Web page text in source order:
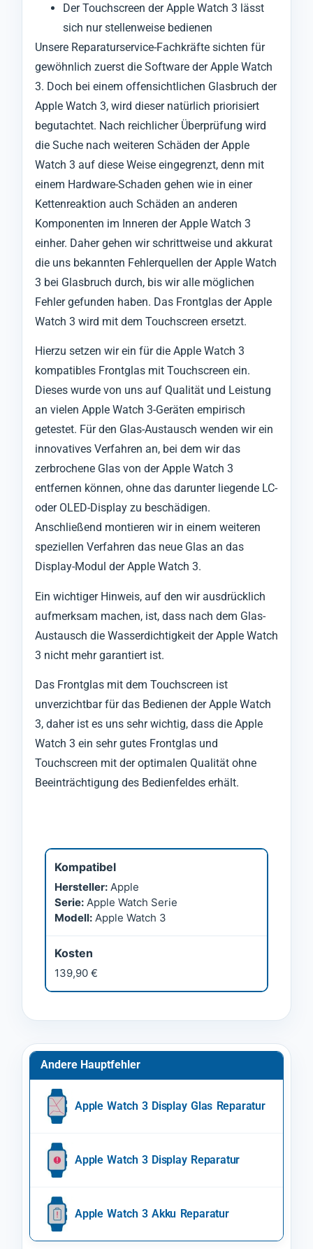
Der Touchscreen der Apple Watch 3 lässt
sich nur stellenweise bedienen
Unsere Reparaturservice-Fachkräfte sichten für
gewöhnlich zuerst die Software der Apple Watch
3. Doch bei einem offensichtlichen Glasbruch der
Apple Watch 3, wird dieser natürlich priorisiert
begutachtet. Nach reichlicher Überprüfung wird
die Suche nach weiteren Schäden der Apple
Watch 3 auf diese Weise eingegrenzt, denn mit
einem Hardware-Schaden gehen wie in einer
Kettenreaktion auch Schäden an anderen
Komponenten im Inneren der Apple Watch 3
einher. Daher gehen wir schrittweise und akkurat
die uns bekannten Fehlerquellen der Apple Watch
3 bei Glasbruch durch, bis wir alle möglichen
Fehler gefunden haben. Das Frontglas der Apple
Watch 3 wird mit dem Touchscreen ersetzt.
Hierzu setzen wir ein für die Apple Watch 3
kompatibles Frontglas mit Touchscreen ein.
Dieses wurde von uns auf Qualität und Leistung
an vielen Apple Watch 3-Geräten empirisch
getestet. Für den Glas-Austausch wenden wir ein
innovatives Verfahren an, bei dem wir das
zerbrochene Glas von der Apple Watch 3
entfernen können, ohne das darunter liegende LC-
oder OLED-Display zu beschädigen.
Anschließend montieren wir in einem weiteren
speziellen Verfahren das neue Glas an das
Display-Modul der Apple Watch 3.
Ein wichtiger Hinweis, auf den wir ausdrücklich
aufmerksam machen, ist, dass nach dem Glas-
Austausch die Wasserdichtigkeit der Apple Watch
3 nicht mehr garantiert ist.
Das Frontglas mit dem Touchscreen ist
unverzichtbar für das Bedienen der Apple Watch
3, daher ist es uns sehr wichtig, dass die Apple
Watch 3 ein sehr gutes Frontglas und
Touchscreen mit der optimalen Qualität ohne
Beeinträchtigung des Bedienfeldes erhält.
Kompatibel
Hersteller: Apple
Serie: Apple Watch Serie
Modell: Apple Watch 3
Kosten
139,90 €
Andere Hauptfehler
Apple Watch 3 Display Glas Reparatur
Apple Watch 3 Display Reparatur
Apple Watch 3 Akku Reparatur